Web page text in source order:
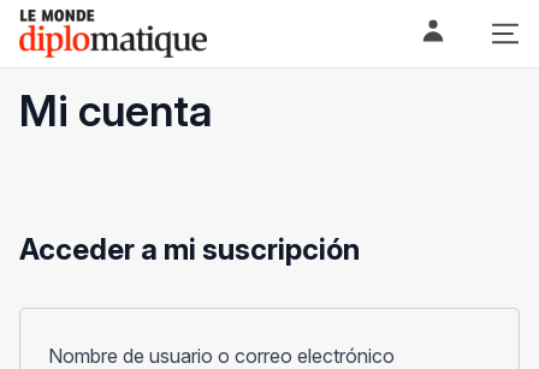
Skip
content
Le monde diplomatique
Mi cuenta
Acceder a mi suscripción
Nombre de usuario o correo electrónico